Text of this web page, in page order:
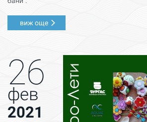
виж още
26
фев
2021